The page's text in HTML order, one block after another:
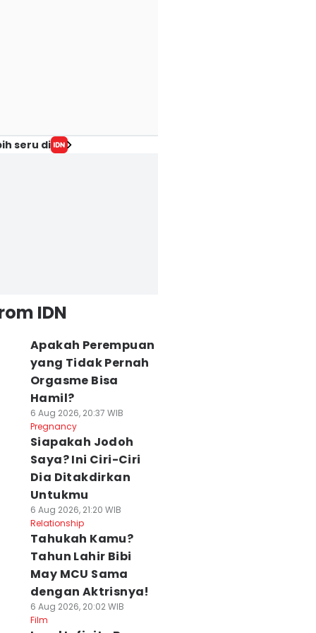
seru di
IDN
Apakah Perempuan
yang Tidak Pernah
Orgasme Bisa
Hamil?
6 Aug 2026, 20:37 WIB
Pregnancy
Siapakah Jodoh
Saya? Ini Ciri-Ciri
Dia Ditakdirkan
Untukmu
6 Aug 2026, 21:20 WIB
Relationship
Tahukah Kamu?
Tahun Lahir Bibi
May MCU Sama
dengan Aktrisnya!
6 Aug 2026, 20:02 WIB
Film